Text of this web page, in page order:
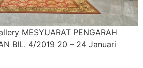
MESYUARAT PENGARAH
BIL. 4/2019 20 – 24 Januari